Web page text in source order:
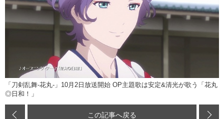
「刀剣乱舞-花丸-」10月2日放送開始 OP主題歌は安定&清光が歌う「花丸
◎日和！」
この記事へ戻る